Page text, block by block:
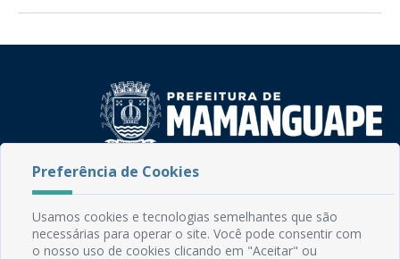
Rua do Imperador, 78, Centro
CEP: 58.280-000 - Mamanguape/PB
Fone: (83) 3292-2246
Email: comunicacao@mamanguape.pb.gov.br
Expediente: Segunda à Sexta, das 08h às 13h
Preferência de Cookies
Usamos cookies e tecnologias semelhantes que são
necessárias para operar o site. Você pode consentir com
o nosso uso de cookies clicando em "Aceitar" ou